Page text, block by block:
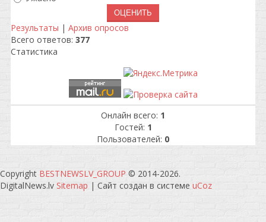
Результаты | Архив опросов
Всего ответов: 377
Статистика
Онлайн всего: 1
Гостей: 1
Пользователей: 0
Copyright BESTNEWSLV_GROUP © 2014-2026.
DigitalNews.lv Sitemap | Сайт создан в системе uCoz